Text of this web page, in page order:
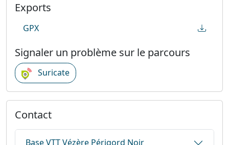
Exports
GPX
Signaler un problème sur le parcours
Suricate
Contact
Base VTT Vézère Périgord Noir